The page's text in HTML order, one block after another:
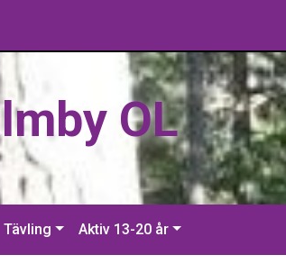
OL
Tävling Aktiv 13-20 år